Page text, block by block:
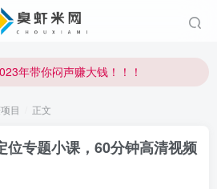
年带你闷声赚大钱！！！
年带你闷声赚大钱！！！
目 正文
位专题小课，60分钟高清视频